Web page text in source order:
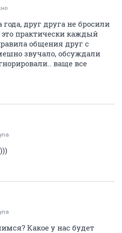
друг друга не бросили
практически каждый
общения друг с
звучало, обсуждали
ваще все
Какое у нас будет